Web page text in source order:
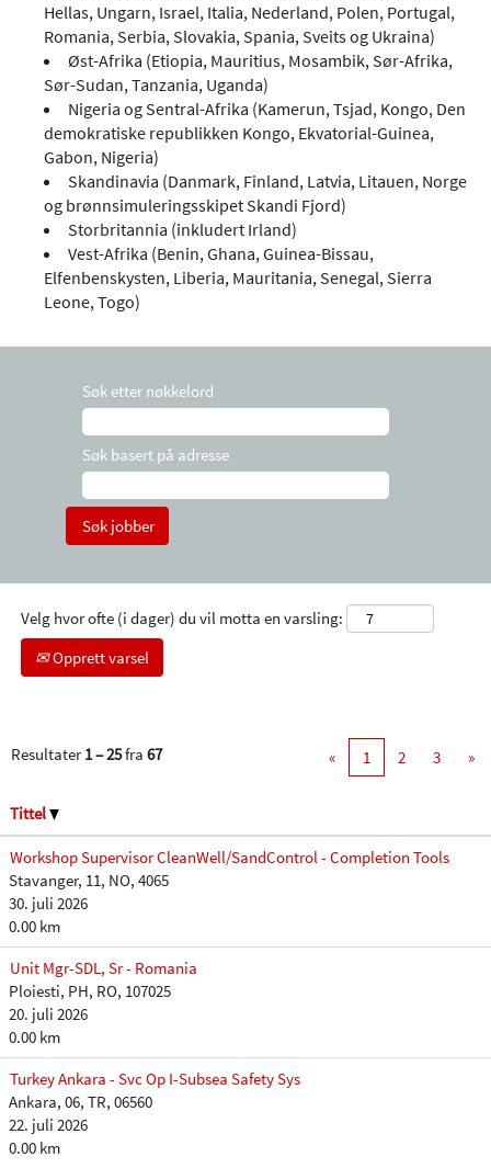
Hellas, Ungarn, Israel, Italia, Nederland, Polen, Portugal,
Romania, Serbia, Slovakia, Spania, Sveits og Ukraina)
Øst-Afrika (Etiopia, Mauritius, Mosambik, Sør-Afrika,
Sør-Sudan, Tanzania, Uganda)
Nigeria og Sentral-Afrika (Kamerun, Tsjad, Kongo, Den
demokratiske republikken Kongo, Ekvatorial-Guinea,
Gabon, Nigeria)
Skandinavia (Danmark, Finland, Latvia, Litauen, Norge
og brønnsimuleringsskipet Skandi Fjord)
Storbritannia (inkludert Irland)
Vest-Afrika (Benin, Ghana, Guinea-Bissau,
Elfenbenskysten, Liberia, Mauritania, Senegal, Sierra
Leone, Togo)
Søk etter nøkkelord
Søk basert på adresse
Velg hvor ofte (i dager) du vil motta en varsling:
Opprett varsel
Resultater1 – 25fra 67 « 1 2 3 »
Tittel
Workshop Supervisor CleanWell/SandControl - Completion Tools
Stavanger, 11, NO, 4065
30. juli 2026
0.00 km
Unit Mgr-SDL, Sr - Romania
Ploiesti, PH, RO, 107025
20. juli 2026
0.00 km
Turkey Ankara - Svc Op I-Subsea Safety Sys
Ankara, 06, TR, 06560
22. juli 2026
0.00 km